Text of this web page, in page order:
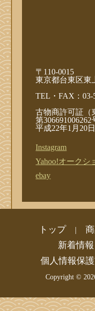
〒110-0015
東京都台東区東
TEL・FAX：03-
古物商許可証（
第306691006262
平成22年1月20日
Instagram
Yahoo!オークシ
ebay
トップ |
新着情報
個人情報保
Copyright ©